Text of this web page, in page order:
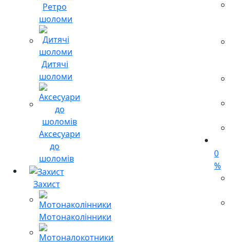
Ретро
шоломи
Дитячі
шоломи
Аксесуари
до
шоломів
Захист
Мотонаколінники
0
%